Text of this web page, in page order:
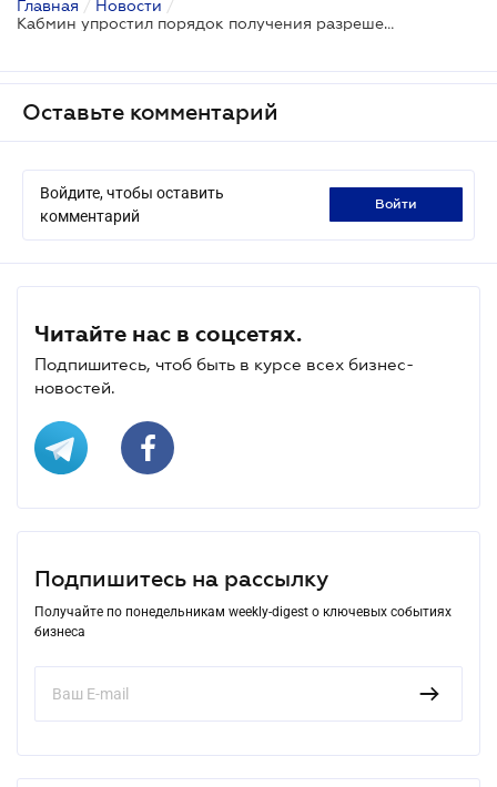
Главная / Новости /
Кабмин упростил порядок получения разрешения на выбросы
Оставьте комментарий
Войдите, чтобы оставить
комментарий
войти
Читайте нас в соцсетях.
Подпишитесь, чтоб быть в курсе всех бизнес-
новостей.
Подпишитесь на рассылку
Получайте по понедельникам weekly-digest о ключевых событиях
бизнеса